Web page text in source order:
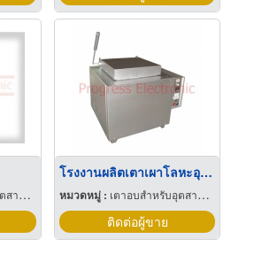
รรม
โรงงานผลิตเตาเผาโลหะอุณหภูมิสูง
หมวดหมู่ : เตาอบสำหรับอุตสาหกรรม
ติดต่อผู้ขาย